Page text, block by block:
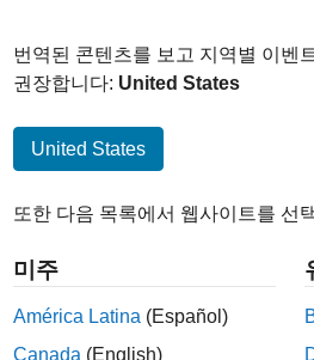
번역된 콘텐츠를 보고 지역별 이벤
권장합니다: United States
United States
또한 다음 목록에서 웹사이트를 선
미주
América Latina (Español)
Canada (English)